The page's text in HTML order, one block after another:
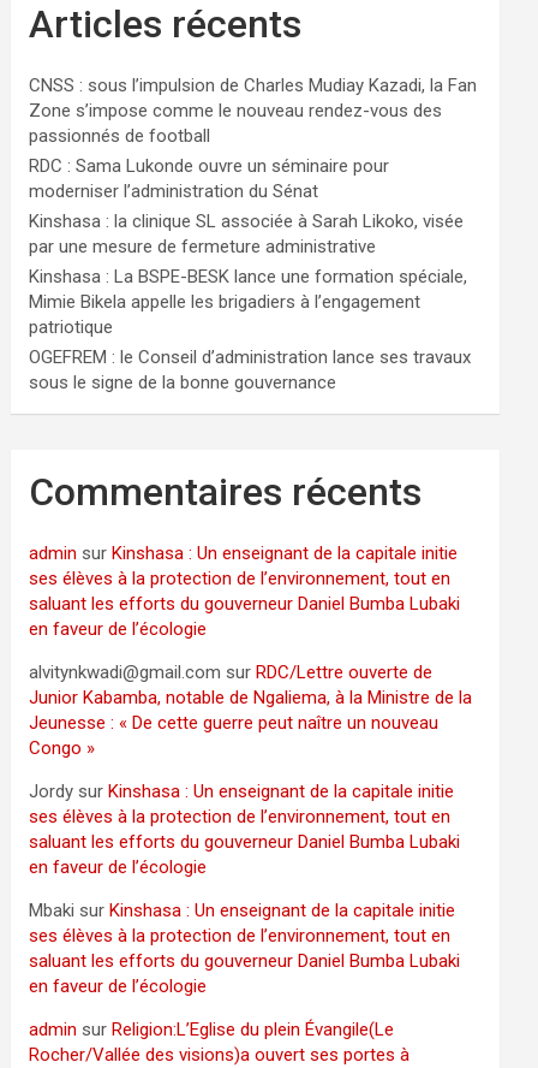
Articles récents
CNSS : sous l’impulsion de Charles Mudiay Kazadi, la Fan
Zone s’impose comme le nouveau rendez-vous des
passionnés de football
RDC : Sama Lukonde ouvre un séminaire pour
moderniser l’administration du Sénat
Kinshasa : la clinique SL associée à Sarah Likoko, visée
par une mesure de fermeture administrative
Kinshasa : La BSPE-BESK lance une formation spéciale,
Mimie Bikela appelle les brigadiers à l’engagement
patriotique
OGEFREM : le Conseil d’administration lance ses travaux
sous le signe de la bonne gouvernance
Commentaires récents
admin surKinshasa : Un enseignant de la capitale initie
ses élèves à la protection de l’environnement, tout en
saluant les efforts du gouverneur Daniel Bumba Lubaki
en faveur de l’écologie
alvitynkwadi@gmail.com surRDC/Lettre ouverte de
Junior Kabamba, notable de Ngaliema, à la Ministre de la
Jeunesse : « De cette guerre peut naître un nouveau
Congo »
Jordy surKinshasa : Un enseignant de la capitale initie
ses élèves à la protection de l’environnement, tout en
saluant les efforts du gouverneur Daniel Bumba Lubaki
en faveur de l’écologie
Mbaki surKinshasa : Un enseignant de la capitale initie
ses élèves à la protection de l’environnement, tout en
saluant les efforts du gouverneur Daniel Bumba Lubaki
en faveur de l’écologie
admin surReligion:L’Eglise du plein Évangile(Le
Rocher/Vallée des visions)a ouvert ses portes à